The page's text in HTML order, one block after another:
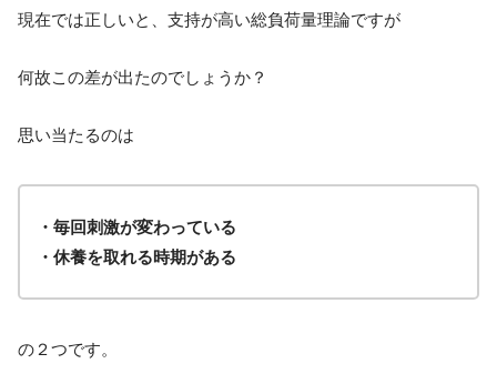
現在では正しいと、支持が高い総負荷量理論ですが
何故この差が出たのでしょうか？
思い当たるのは
・毎回刺激が変わっている
・休養を取れる時期がある
の２つです。